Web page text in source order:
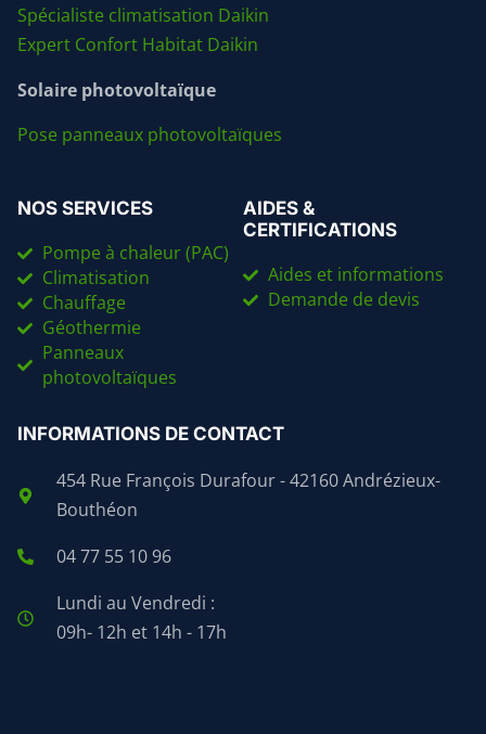
Spécialiste climatisation Daikin
Expert Confort Habitat Daikin
Solaire photovoltaïque
Pose panneaux photovoltaïques
NOS SERVICES
Pompe à chaleur (PAC)
Climatisation
Chauffage
Géothermie
Panneaux
photovoltaïques
AIDES &
CERTIFICATIONS
Aides et informations
Demande de devis
INFORMATIONS DE CONTACT
454 Rue François Durafour - 42160 Andrézieux-
Bouthéon
04 77 55 10 96
Lundi au Vendredi :
09h- 12h et 14h - 17h